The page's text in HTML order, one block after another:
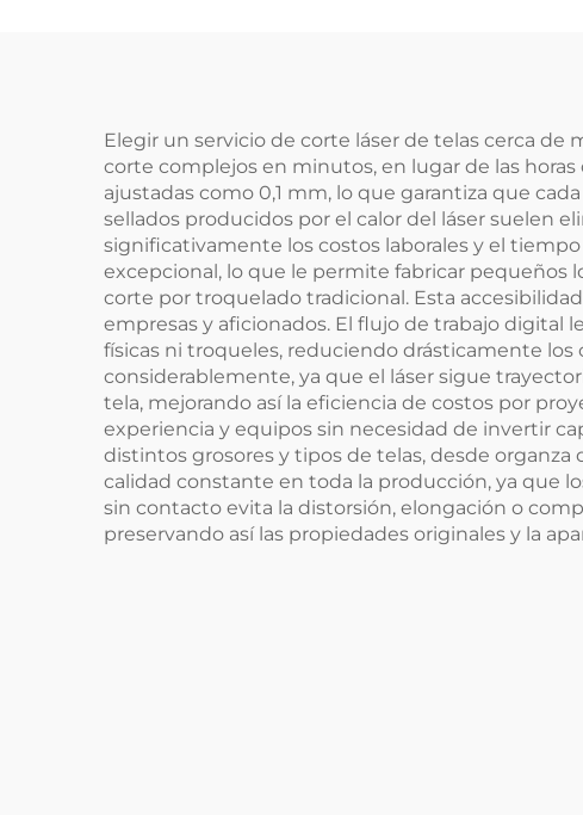
Elegir un servicio de corte láser de telas cerca
corte complejos en minutos, en lugar de las
ajustadas como 0,1 mm, lo que garantiza que
sellados producidos por el calor del láser suelen
significativamente los costos laborales y el
excepcional, lo que le permite fabricar pequeños
corte por troquelado tradicional. Esta
empresas y aficionados. El flujo de trabajo digital
físicas ni troqueles, reduciendo drásticamente
considerablemente, ya que el láser sigue
tela, mejorando así la eficiencia de costos por
experiencia y equipos sin necesidad de invertir
distintos grosores y tipos de telas, desde organza
calidad constante en toda la producción, ya que
sin contacto evita la distorsión, elongación o
preservando así las propiedades originales y la